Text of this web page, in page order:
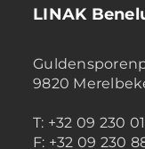
LINAK
9820
T: +32 09 230
F: +32 09 230